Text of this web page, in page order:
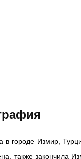
в городе Измир,
также закончила